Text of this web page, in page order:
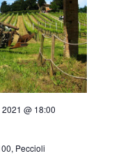
i
s
t
e
N
a
i
o
n
e
@ 18:00
Peccioli